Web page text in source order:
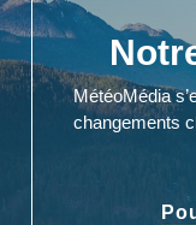
MétéoMédia
changements